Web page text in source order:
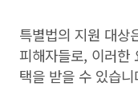
특별법의 지원 대상
피해자들로, 이러한
택을 받을 수 있습니